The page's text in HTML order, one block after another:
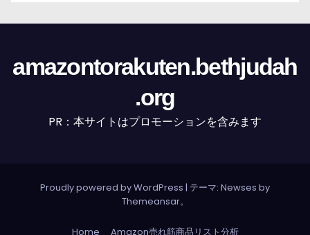
amazontorakuten.bethjudah
.org
PR：本サイトはプロモーションを含みます
Proudly powered by WordPress | テーマ: Newses by
Themeansar。
Home Amazon売れ筋商品リスト分析